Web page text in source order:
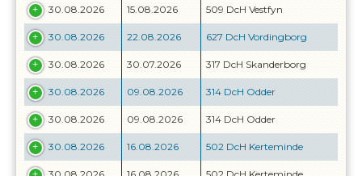
30.08.2026 15.08.2026 509 DcH Vestfyn
30.08.2026 22.08.2026 627 DcH Vordingborg
30.08.2026 30.07.2026 317 DcH Skanderborg
30.08.2026 09.08.2026 314 DcH Odder
30.08.2026 09.08.2026 314 DcH Odder
30.08.2026 16.08.2026 502 DcH Kerteminde